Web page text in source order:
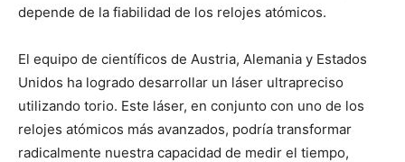
depende de la fiabilidad de los relojes atómicos.
El equipo de científicos de Austria, Alemania y Estados
Unidos ha logrado desarrollar un láser ultrapreciso
utilizando torio. Este láser, en conjunto con uno de los
relojes atómicos más avanzados, podría transformar
radicalmente nuestra capacidad de medir el tiempo,